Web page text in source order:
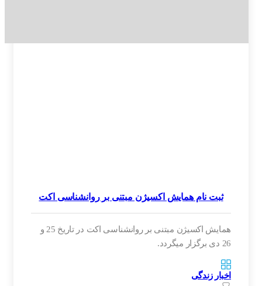
ثبت نام همایش اکسیژن مبتنی بر روانشناسی اکت
همایش اکسیژن مبتنی بر روانشناسی اکت در تاریخ 25 و
اخبار زندگی